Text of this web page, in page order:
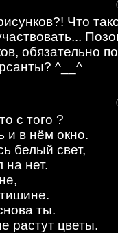
Что
обязательно
^__^
с того ?
и в нём окно.
белый свет,
нет.
ты.
растут цветы.